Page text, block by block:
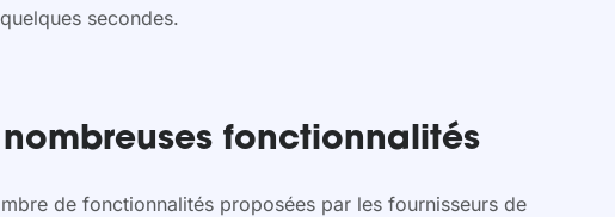
secondes.
fonctionnalités
de fonctionnalités proposées par les fournisseurs de